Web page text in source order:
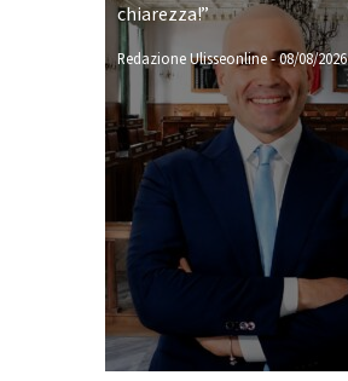
chiarezza!”
Redazione Ulisseonline-08/08/2026